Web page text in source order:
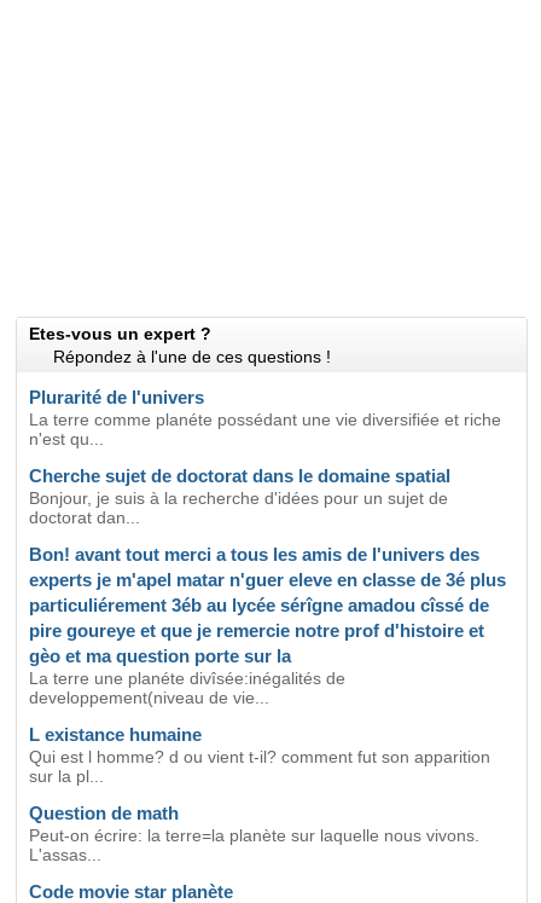
Etes-vous un expert ?
Répondez à l'une de ces questions !
Plurarité de l'univers
La terre comme planéte possédant une vie diversifiée et riche
n'est qu...
Cherche sujet de doctorat dans le domaine spatial
Bonjour, je suis à la recherche d'idées pour un sujet de
doctorat dan...
Bon! avant tout merci a tous les amis de l'univers des
experts je m'apel matar n'guer eleve en classe de 3é plus
particuliérement 3éb au lycée sérîgne amadou cîssé de
pire goureye et que je remercie notre prof d'histoire et
gèo et ma question porte sur la
La terre une planéte divîsée:inégalités de
developpement(niveau de vie...
L existance humaine
Qui est l homme? d ou vient t-il? comment fut son apparition
sur la pl...
Question de math
Peut-on écrire: la terre=la planète sur laquelle nous vivons.
L'assas...
Code movie star planète